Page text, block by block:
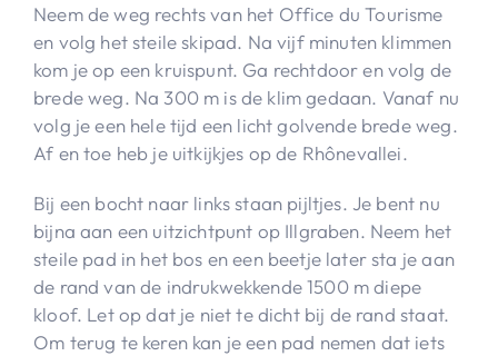
Neem de weg rechts van het Office du Tourisme
en volg het steile skipad. Na vijf minuten klimmen
kom je op een kruispunt. Ga rechtdoor en volg de
brede weg. Na 300 m is de klim gedaan. Vanaf nu
volg je een hele tijd een licht golvende brede weg.
Af en toe heb je uitkijkjes op de Rhônevallei.
Bij een bocht naar links staan pijltjes. Je bent nu
bijna aan een uitzichtpunt op Illgraben. Neem het
steile pad in het bos en een beetje later sta je aan
de rand van de indrukwekkende 1500 m diepe
kloof. Let op dat je niet te dicht bij de rand staat.
Om terug te keren kan je een pad nemen dat iets